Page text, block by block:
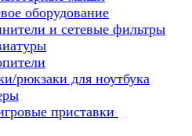
оборудование
и сетевые фильтры
рюкзаки для ноутбука
приставки